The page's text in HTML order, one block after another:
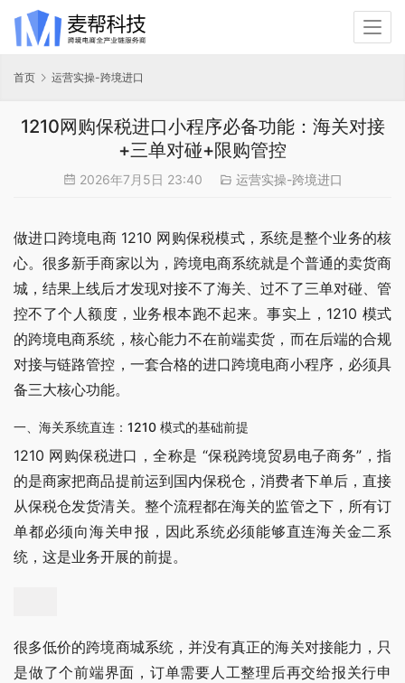
首页 运营实操-跨境进口
1210网购保税进口小程序必备功能：海关对接
+三单对碰+限购管控
2026年7月5日 23:40 运营实操-跨境进口
做进口跨境电商 1210 网购保税模式，系统是整个业务的核
心。很多新手商家以为，跨境电商系统就是个普通的卖货商
城，结果上线后才发现对接不了海关、过不了三单对碰、管
控不了个人额度，业务根本跑不起来。事实上，1210 模式
的跨境电商系统，核心能力不在前端卖货，而在后端的合规
对接与链路管控，一套合格的进口跨境电商小程序，必须具
备三大核心功能。
一、海关系统直连：1210 模式的基础前提
1210 网购保税进口，全称是 “保税跨境贸易电子商务”，指
的是商家把商品提前运到国内保税仓，消费者下单后，直接
从保税仓发货清关。整个流程都在海关的监管之下，所有订
单都必须向海关申报，因此系统必须能够直连海关金二系
统，这是业务开展的前提。
很多低价的跨境商城系统，并没有真正的海关对接能力，只
是做了个前端界面，订单需要人工整理后再交给报关行申